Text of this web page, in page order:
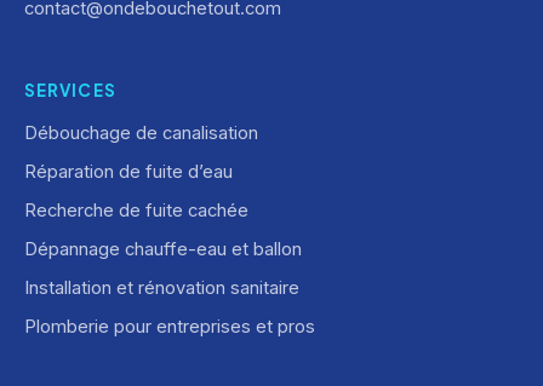
contact@ondebouchetout.com
SERVICES
Débouchage de canalisation
Réparation de fuite d’eau
Recherche de fuite cachée
Dépannage chauffe-eau et ballon
Installation et rénovation sanitaire
Plomberie pour entreprises et pros